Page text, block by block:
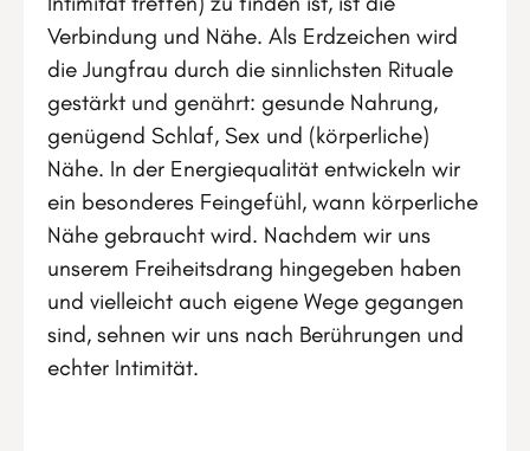
Verbindung und Nähe. Als Erdzeichen wird
die Jungfrau durch die sinnlichsten Rituale
gestärkt und genährt: gesunde Nahrung,
genügend Schlaf, Sex und (körperliche)
Nähe. In der Energiequalität entwickeln wir
ein besonderes Feingefühl, wann körperliche
Nähe gebraucht wird. Nachdem wir uns
unserem Freiheitsdrang hingegeben haben
und vielleicht auch eigene Wege gegangen
sind, sehnen wir uns nach Berührungen und
echter Intimität.